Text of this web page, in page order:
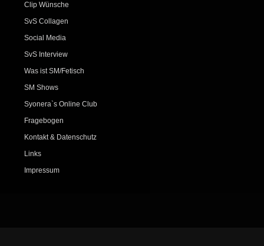
Clip Wünsche
SvS Collagen
Social Media
SvS Interview
Was ist SM/Fetisch
SM Shows
Syonera`s Online Club
Fragebogen
Kontakt & Datenschutz
Links
Impressum